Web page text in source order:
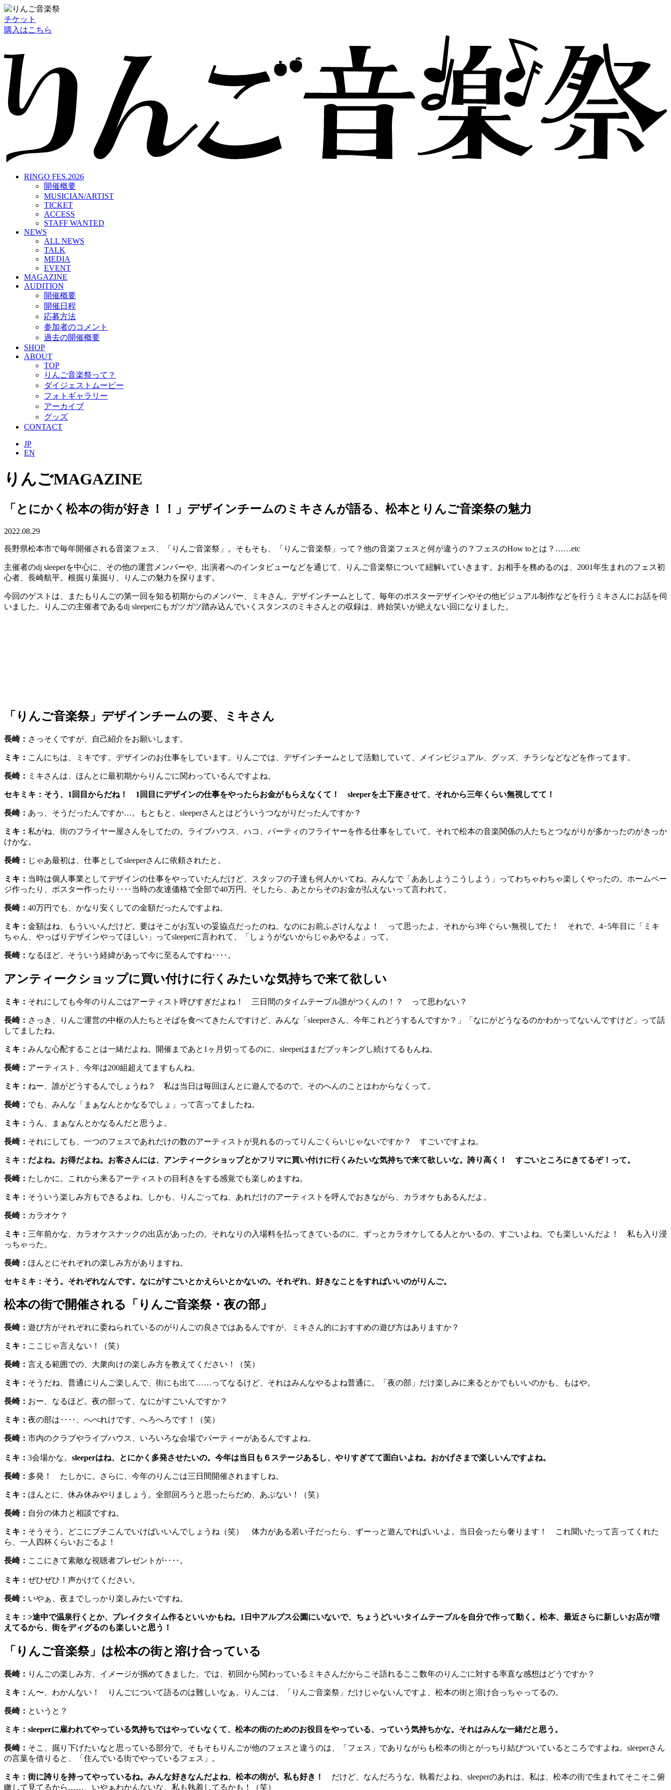
チケット
購入はこちら
RINGO FES.2026
開催概要
MUSICIAN/ARTIST
TICKET
ACCESS
STAFF WANTED
NEWS
ALL NEWS
TALK
MEDIA
EVENT
MAGAZINE
AUDITION
開催概要
開催日程
応募方法
参加者のコメント
過去の開催概要
SHOP
ABOUT
TOP
りんご音楽祭って？
ダイジェストムービー
フォトギャラリー
アーカイブ
グッズ
CONTACT
JP
EN
りんごMAGAZINE
「とにかく松本の街が好き！！」デザインチームのミキさんが語る、松本とりんご音楽祭の魅力
2022.08.29
長野県松本市で毎年開催される音楽フェス、「りんご音楽祭」。そもそも、「りんご音楽祭」って？他の音楽フェスと何が違うの？フェスのHow toとは？……etc
主催者のdj sleeperを中心に、その他の運営メンバーや、出演者へのインタビューなどを通じて、りんご音楽祭について紐解いていきます。お相手を務めるのは、2001年生まれのフェス初
心者、長崎航平。根掘り葉掘り、りんごの魅力を探ります。
今回のゲストは、またもりんごの第一回を知る初期からのメンバー、ミキさん。デザインチームとして、毎年のポスターデザインやその他ビジュアル制作などを行うミキさんにお話を伺
いました。りんごの主催者であるdj sleeperにもガツガツ踏み込んでいくスタンスのミキさんとの収録は、終始笑いが絶えない回になりました。
「りんご音楽祭」デザインチームの要、ミキさん
長崎： さっそくですが、自己紹介をお願いします。
ミキ： こんにちは、ミキです。デザインのお仕事をしています。りんごでは、デザインチームとして活動していて、メインビジュアル、グッズ、チラシなどなどを作ってます。
長崎： ミキさんは、ほんとに最初期からりんごに関わっているんですよね。
セキミキ： そう、1回目からだね！ 1回目にデザインの仕事をやったらお金がもらえなくて！ sleeperを土下座させて、それから三年くらい無視してて！
長崎： あっ、そうだったんですか…。もともと、sleeperさんとはどういうつながりだったんですか？
ミキ： 私がね、街のフライヤー屋さんをしてたの。ライブハウス、ハコ、パーティのフライヤーを作る仕事をしていて。それで松本の音楽関係の人たちとつながりが多かったのがきっか
けかな。
長崎： じゃあ最初は、仕事としてsleeperさんに依頼されたと。
ミキ： 当時は個人事業としてデザインの仕事をやっていたんだけど、スタッフの子達も何人かいてね。みんなで「ああしようこうしよう」ってわちゃわちゃ楽しくやったの。ホームペー
ジ作ったり、ポスター作ったり‥‥当時の友達価格で全部で40万円。そしたら、あとからそのお金が払えないって言われて。
長崎： 40万円でも、かなり安くしての金額だったんですよね。
ミキ： 金額はね、もういいんだけど。要はそこがお互いの妥協点だったのね。なのにお前ふざけんなよ！ って思ったよ。それから3年ぐらい無視してた！ それで、4−5年目に「ミキ
ちゃん、やっぱりデザインやってほしい」ってsleeperに言われて、「しょうがないからじゃあやるよ」って。
長崎： なるほど、そういう経緯があって今に至るんですね‥‥。
アンティークショップに買い付けに行くみたいな気持ちで来て欲しい
ミキ： それにしても今年のりんごはアーティスト呼びすぎだよね！ 三日間のタイムテーブル誰がつくんの！？ って思わない？
長崎： さっき、りんご運営の中枢の人たちとそばを食べてきたんですけど、みんな「sleeperさん、今年これどうするんですか？」「なにがどうなるのかわかってないんですけど」って話
してましたね。
ミキ： みんな心配することは一緒だよね。開催まであと1ヶ月切ってるのに、sleeperはまだブッキングし続けてるもんね。
長崎： アーティスト、今年は200組超えてますもんね。
ミキ： ねー、誰がどうするんでしょうね？ 私は当日は毎回ほんとに遊んでるので、そのへんのことはわからなくって。
長崎： でも、みんな「まぁなんとかなるでしょ」って言ってましたね。
ミキ： うん、まぁなんとかなるんだと思うよ。
長崎： それにしても、一つのフェスであれだけの数のアーティストが見れるのってりんごくらいじゃないですか？ すごいですよね。
ミキ： だよね。お得だよね。お客さんには、アンティークショップとかフリマに買い付けに行くみたいな気持ちで来て欲しいな。誇り高く！ すごいところにきてるぞ！って。
長崎： たしかに。これから来るアーティストの目利きをする感覚でも楽しめますね。
ミキ： そういう楽しみ方もできるよね。しかも、りんごってね、あれだけのアーティストを呼んでおきながら、カラオケもあるんだよ。
長崎： カラオケ？
ミキ： 三年前かな、カラオケスナックの出店があったの。それなりの入場料を払ってきているのに、ずっとカラオケしてる人とかいるの。すごいよね。でも楽しいんだよ！ 私も入り浸
っちゃった。
長崎： ほんとにそれぞれの楽しみ方がありますね。
セキミキ：そう。それぞれなんです。なにがすごいとかえらいとかないの。それぞれ、好きなことをすればいいのがりんご。
松本の街で開催される「りんご音楽祭・夜の部」
長崎： 遊び方がそれぞれに委ねられているのがりんごの良さではあるんですが、ミキさん的におすすめの遊び方はありますか？
ミキ： ここじゃ言えない！（笑）
長崎： 言える範囲での、大衆向けの楽しみ方を教えてください！（笑）
ミキ： そうだね、普通にりんご楽しんで、街にも出て……ってなるけど、それはみんなやるよね普通に。「夜の部」だけ楽しみに来るとかでもいいのかも、もはや。
長崎： おー、なるほど。夜の部って、なにがすごいんですか？
ミキ： 夜の部は‥‥、へべれけです、へろへろです！（笑）
長崎： 市内のクラブやライブハウス、いろいろな会場でパーティーがあるんですよね。
ミキ： 3会場かな。 sleeperはね、とにかく多発させたいの。今年は当日も６ステージあるし、やりすぎてて面白いよね。おかげさまで楽しいんですよね。
長崎： 多発！ たしかに。さらに、今年のりんごは三日間開催されますしね。
ミキ： ほんとに、休み休みやりましょう。全部回ろうと思ったらだめ、あぶない！（笑）
長崎： 自分の体力と相談ですね。
ミキ： そうそう。どこにブチこんでいけばいいんでしょうね（笑） 体力がある若い子だったら、ずーっと遊んでればいいよ。当日会ったら奢ります！ これ聞いたって言ってくれた
ら、一人四杯くらいおごるよ！
長崎： ここにきて素敵な視聴者プレゼントが‥‥。
ミキ： ぜひぜひ！声かけてください。
長崎： いやぁ、夜までしっかり楽しみたいですね。
ミキ：>途中で温泉行くとか、ブレイクタイム作るといいかもね。1日中アルプス公園にいないで、ちょうどいいタイムテーブルを自分で作って動く。松本、最近さらに新しいお店が増
えてるから、街をディグるのも楽しいと思う！
「りんご音楽祭」は松本の街と溶け合っている
長崎： りんごの楽しみ方、イメージが掴めてきました。では、初回から関わっているミキさんだからこそ語れるここ数年のりんごに対する率直な感想はどうですか？
ミキ： ん〜、わかんない！ りんごについて語るのは難しいなぁ。りんごは、「りんご音楽祭」だけじゃないんですよ、松本の街と溶け合っちゃってるの。
長崎： というと？
ミキ：sleeperに雇われてやっている気持ちではやっていなくて、松本の街のためのお役目をやっている、っていう気持ちかな。それはみんな一緒だと思う。
長崎： そこ、掘り下げたいなと思っている部分で。そもそもりんごが他のフェスと違うのは、「フェス」でありながらも松本の街とがっちり結びついているところですよね。sleeperさん
の言葉を借りると、「住んでいる街でやっているフェス」。
ミキ：街に誇りを持ってやっているね。みんな好きなんだよね、松本の街が。私も好き！ だけど、なんだろうな。執着だよね、sleeperのあれは。私は、松本の街で生まれてそこそこ俯
瞰して見てるから……、いやぁわかんないな、私も執着してるかも！（笑）